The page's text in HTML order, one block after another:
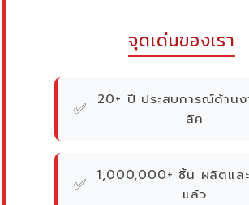
จุดเด่นของเรา
✅
20+ ปี ประสบการณ์ด้านง
ลิค
✅ 1,000,000+ ชิ้น ผลิตแล
แล้ว